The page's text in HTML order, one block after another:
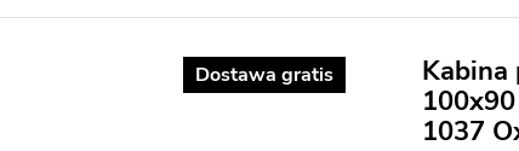
Dostawa gratis
Kabina
1037